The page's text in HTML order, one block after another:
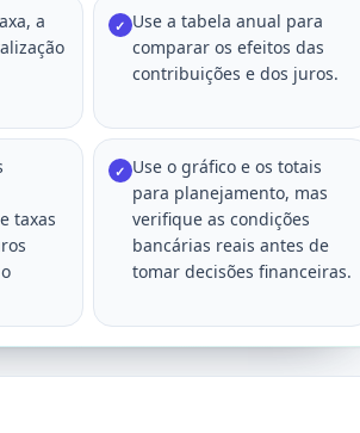
a
✓ Use a tabela anual para
comparar os efeitos das
contribuições e dos juros.
taxas
✓ Use o gráfico e os totais
para planejamento, mas
verifique as condições
bancárias reais antes de
tomar decisões financeiras.